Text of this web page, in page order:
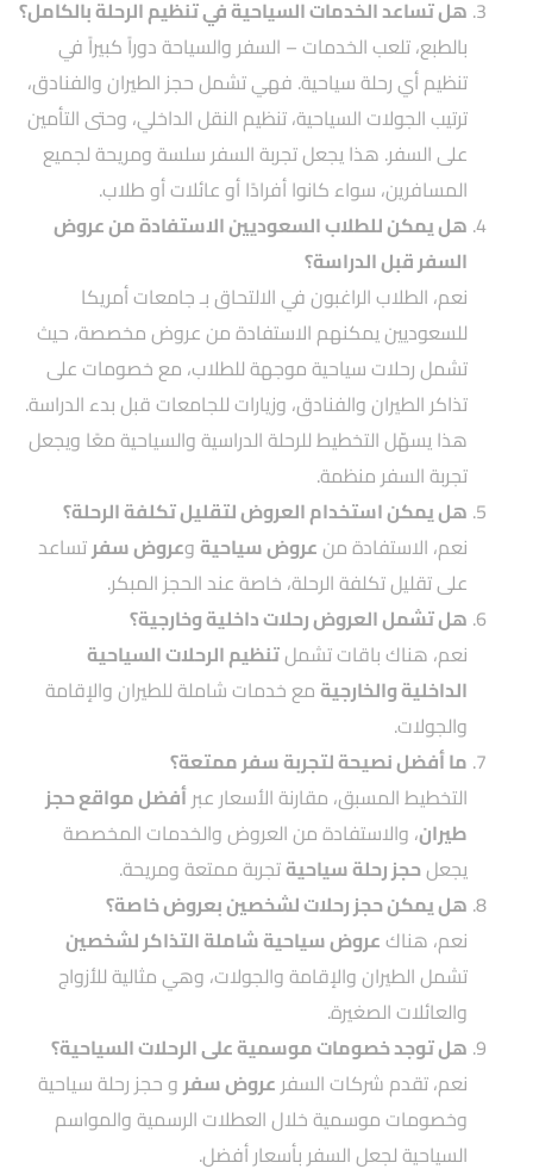
هل تساعد الخدمات السياحية في تنظيم الرحلة بالكامل؟
بالطبع، تلعبالخدمات – السفر والسياحةدوراً كبيراً في
تنظيم أي رحلة سياحية. فهي تشمل حجز الطيران والفنادق،
ترتيب الجولات السياحية، تنظيم النقل الداخلي، وحتى التأمين
على السفر. هذا يجعل تجربة السفر سلسة ومريحة لجميع
المسافرين، سواء كانوا أفرادًا أو عائلات أو طلاب.
هل يمكن للطلاب السعوديين الاستفادة من عروض
السفر قبل الدراسة؟
نعم، الطلاب الراغبون في الالتحاق بـ جامعات أمريكا
للسعوديين يمكنهم الاستفادة من عروض مخصصة، حيث
تشمل رحلات سياحية موجهة للطلاب، مع خصومات على
تذاكر الطيران والفنادق، وزيارات للجامعات قبل بدء الدراسة.
هذا يسهّل التخطيط للرحلة الدراسية والسياحية معًا ويجعل
تجربة السفر منظمة.
هل يمكن استخدام العروض لتقليل تكلفة الرحلة؟
نعم، الاستفادة منعروض سياحيةوعروض سفرتساعد
على تقليل تكلفة الرحلة، خاصة عند الحجز المبكر.
هل تشمل العروض رحلات داخلية وخارجية؟
نعم، هناك باقات تشملتنظيم الرحلات السياحية
الداخلية والخارجيةمع خدمات شاملة للطيران والإقامة
والجولات.
ما أفضل نصيحة لتجربة سفر ممتعة؟
التخطيط المسبق، مقارنة الأسعار عبرأفضل مواقع حجز
طيران، والاستفادة من العروض والخدمات المخصصة
يجعلحجز رحلة سياحيةتجربة ممتعة ومريحة.
هل يمكن حجز رحلات لشخصين بعروض خاصة؟
نعم، هناكعروض سياحيةشاملة التذاكر لشخصين
تشمل الطيران والإقامة والجولات، وهي مثالية للأزواج
والعائلات الصغيرة.
هل توجد خصومات موسمية على الرحلات السياحية؟
نعم، تقدم شركات السفرعروض سفرو حجز رحلة سياحية
وخصومات موسمية خلال العطلات الرسمية والمواسم
السياحية لجعل السفر بأسعار أفضل.